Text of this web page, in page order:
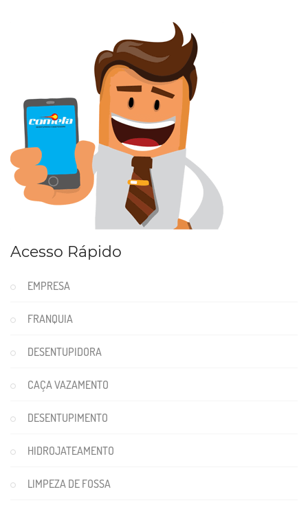
Acesso Rápido
EMPRESA
FRANQUIA
DESENTUPIDORA
CAÇA VAZAMENTO
DESENTUPIMENTO
HIDROJATEAMENTO
LIMPEZA DE FOSSA